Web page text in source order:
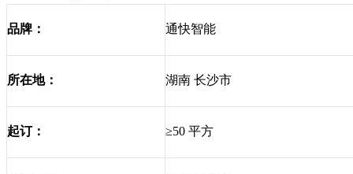
品牌： 通快智能
所在地： 湖南 长沙市
起订： ≥50 平方